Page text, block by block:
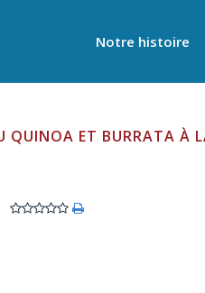
Notre histoire
QUINOA ET BURRATA À